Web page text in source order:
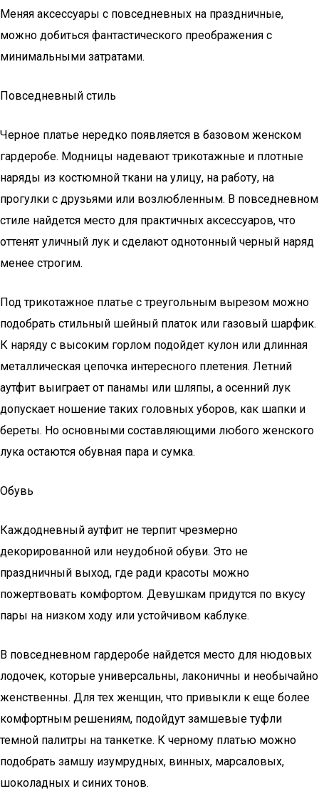
Меняя аксессуары с повседневных на праздничные,
можно добиться фантастического преображения с
минимальными затратами.
Повседневный стиль
Черное платье нередко появляется в базовом женском
гардеробе. Модницы надевают трикотажные и плотные
наряды из костюмной ткани на улицу, на работу, на
прогулки с друзьями или возлюбленным. В повседневном
стиле найдется место для практичных аксессуаров, что
оттенят уличный лук и сделают однотонный черный наряд
менее строгим.
Под трикотажное платье с треугольным вырезом можно
подобрать стильный шейный платок или газовый шарфик.
К наряду с высоким горлом подойдет кулон или длинная
металлическая цепочка интересного плетения. Летний
аутфит выиграет от панамы или шляпы, а осенний лук
допускает ношение таких головных уборов, как шапки и
береты. Но основными составляющими любого женского
лука остаются обувная пара и сумка.
Обувь
Каждодневный аутфит не терпит чрезмерно
декорированной или неудобной обуви. Это не
праздничный выход, где ради красоты можно
пожертвовать комфортом. Девушкам придутся по вкусу
пары на низком ходу или устойчивом каблуке.
В повседневном гардеробе найдется место для нюдовых
лодочек, которые универсальны, лаконичны и необычайно
женственны. Для тех женщин, что привыкли к еще более
комфортным решениям, подойдут замшевые туфли
темной палитры на танкетке. К черному платью можно
подобрать замшу изумрудных, винных, марсаловых,
шоколадных и синих тонов.